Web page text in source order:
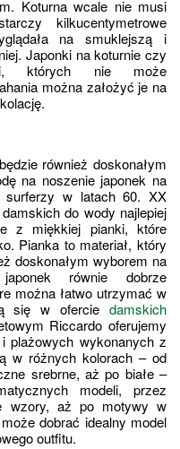
Koturna wcale nie musi
kilkucentymetrowe
na smuklejszą i
Japonki na koturnie czy
których nie może
można założyć je na
również doskonałym
na noszenie japonek na
surferzy w latach 60. XX
do wody najlepiej
z miękkiej pianki, które
Pianka to materiał, który
doskonałym wyborem na
równie dobrze
można łatwo utrzymać w
się w ofercie damskich
Riccardo oferujemy
plażowych wykonanych z
w różnych kolorach – od
srebrne, aż po białe –
modeli, przez
wzory, aż po motywy w
dobrać idealny model
outfitu.